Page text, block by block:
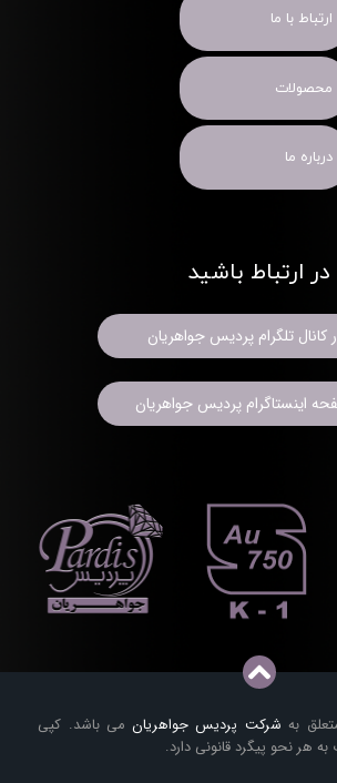
به شرکت پردیس جواهریان می باشد. کپی
هر نحو پیگرد قانونی دارد.
ارتباط با ما
محصولات
درباره ما
در ارتباط باشید
تلگرام پردیس جواهریان
اینستاگرام پردیس جواهریان